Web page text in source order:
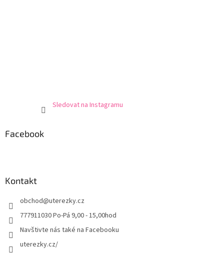
Sledovat na Instagramu
Facebook
Kontakt
obchod@uterezky.cz
777911030 Po-Pá 9,00 - 15,00hod
Navštivte nás také na Facebooku
uterezky.cz/